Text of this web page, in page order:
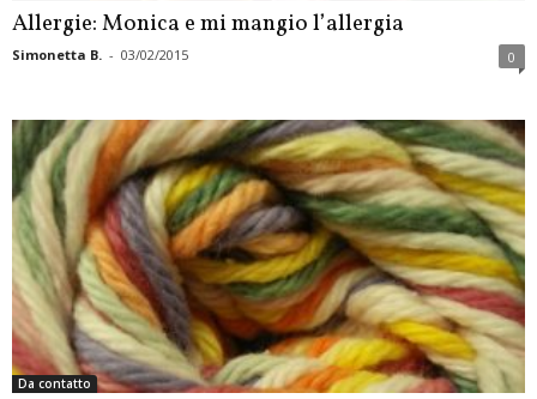
Allergie: Monica e mi mangio l’allergia
Simonetta B. - 03/02/2015 0
Da contatto